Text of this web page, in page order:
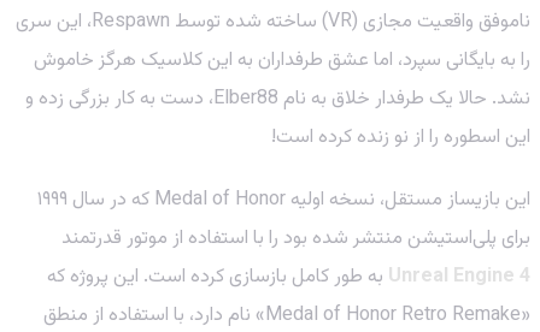
ناموفق واقعیت مجازی (VR) ساخته شده توسط Respawn، این سری
را به بایگانی سپرد، اما عشق طرفداران به این کلاسیک هرگز خاموش
نشد. حالا یک طرفدار خلاق به نام Elber88، دست به کار بزرگی زده و
این اسطوره را از نو زنده کرده است!
این بازیساز مستقل، نسخه اولیه Medal of Honor که در سال ۱۹۹۹
برای پلی‌استیشن منتشر شده بود را با استفاده از موتور قدرتمند
Unreal Engine 4 به طور کامل بازسازی کرده است. این پروژه که
«Medal of Honor Retro Remake» نام دارد، با استفاده از منطق